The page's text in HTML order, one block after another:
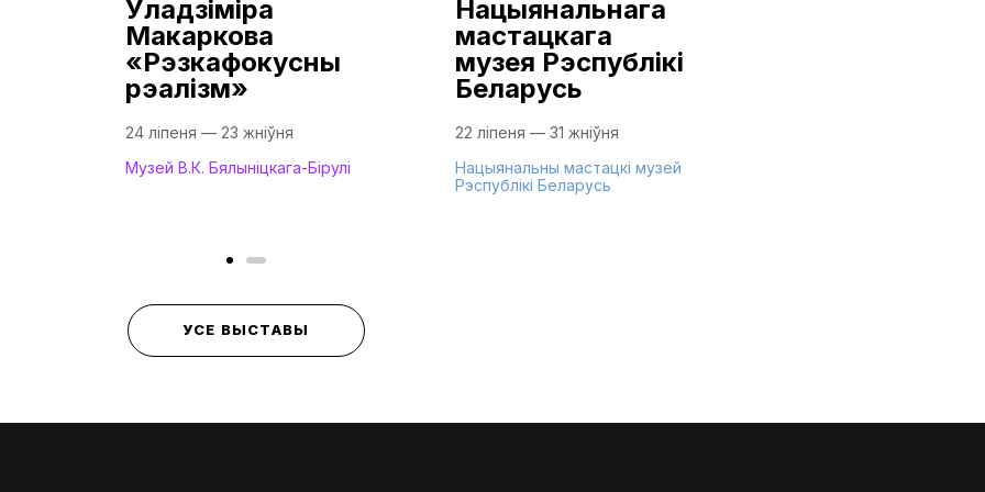
Уладзіміра
Макаркова
«Рэзкафокусны
рэалізм»
24 ліпеня — 23 жніўня
Музей В.К. Бялыніцкага-Бірулі
Нацыянальнага
мастацкага
музея Рэспублікі
Беларусь
22 ліпеня — 31 жніўня
Нацыянальны мастацкі музей
Рэспублікі Беларусь
УСЕ ВЫСТАВЫ